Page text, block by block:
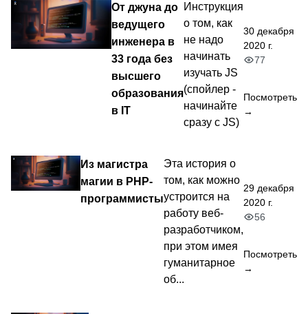
От джуна до
ведущего
инженера в
33 года без
высшего
образования
в IT
Инструкция
о том, как
не надо
начинать
изучать JS
(спойлер -
начинайте
сразу с JS)
30 декабря
2020 г.
77
Посмотреть
→
Из магистра
магии в PHP-
программисты
Эта история о
том, как можно
устроится на
работу веб-
разработчиком,
при этом имея
гуманитарное
об...
29 декабря
2020 г.
56
Посмотреть
→